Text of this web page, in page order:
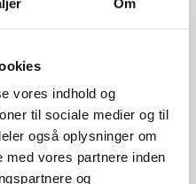
vores indhold og
til sociale medier og til
også oplysninger om
vores partnere inden
og
stk. tilgængelig